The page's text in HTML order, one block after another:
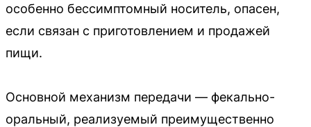
особенно бессимптомный носитель, опасен,
если связан с приготовлением и продажей
пищи.
Основной механизм передачи — фекально-
оральный, реализуемый преимущественно